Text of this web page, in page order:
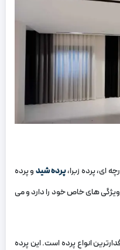
ای، پرده زبرا،پرده شیدو پرده
های خاص خود را دارد و می‌
انواع پرده است. این پرده